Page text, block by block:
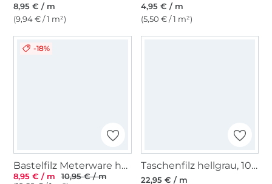
8,95 € / m
(9,94 € / 1 m²)
4,95 € / m
(5,50 € / 1 m²)
-18%
Bastelfilz Meterware hellgrau
8,95 € / m
10,95 € / m
Taschenfilz hellgrau, 100 cm breit
22,95 € / m